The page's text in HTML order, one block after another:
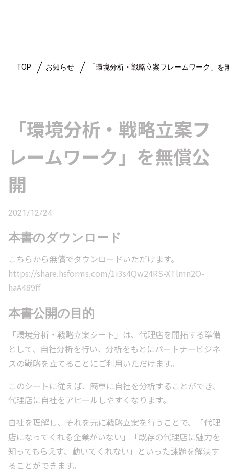
TOP お知らせ 「環境分析・戦略立案フレームワーク」を
「環境分析・戦略立案フ
レームワーク」を無償公
開
2021/12/24
本書のダウンロード
こちらから無償でダウンロードいただけます。
https://share.hsforms.com/1i3s4Qw24RS-XTlmn2O-
haA489ff
本書公開の目的
「環境分析・戦略立案シート」は、代理店を開拓する準備
として、自社分析を行い、分析をもとにパートナービジネ
スの戦略を立てることにご利用いただけます。
このシートに従えば、簡単に自社を分析することができ、
代理店に自社をアピールしやすくなります。
自社を理解し、それを元に戦略立案を行うことで、「代理
店になってくれる企業がいない」「既存の代理店に魅力を
知ってもらえず、動いてくれない」といった課題を解決す
ることができます。